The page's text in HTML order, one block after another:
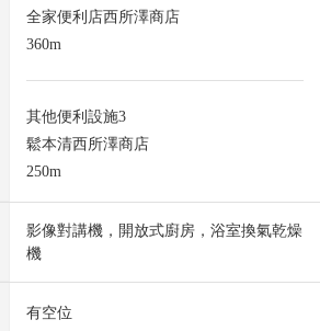
全家便利店西所澤商店
360m
其他便利設施3
鬆本清西所澤商店
250m
影像對講機，開放式廚房，浴室換氣乾燥
機
有空位